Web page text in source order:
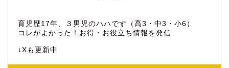
育児歴17年、３男児のハハです（高3・中3・小6）
コレがよかった！お得・お役立ち情報を発信
↓Xも更新中